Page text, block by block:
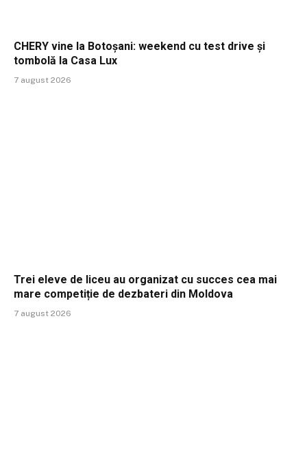
CHERY vine la Botoșani: weekend cu test drive și
tombolă la Casa Lux
7 august 2026
Trei eleve de liceu au organizat cu succes cea mai
mare competiție de dezbateri din Moldova
7 august 2026